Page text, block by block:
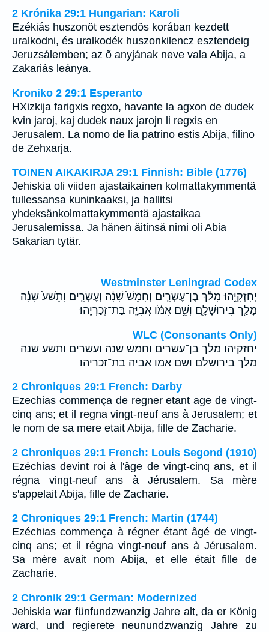
2 Krónika 29:1 Hungarian: Karoli
Ezékiás huszonöt esztendõs korában kezdett
uralkodni, és uralkodék huszonkilencz esztendeig
Jeruzsálemben; az õ anyjának neve vala Abija, a
Zakariás leánya.
Kroniko 2 29:1 Esperanto
HXizkija farigxis regxo, havante la agxon de dudek
kvin jaroj, kaj dudek naux jarojn li regxis en
Jerusalem. La nomo de lia patrino estis Abija, filino
de Zehxarja.
TOINEN AIKAKIRJA 29:1 Finnish: Bible (1776)
Jehiskia oli viiden ajastaikainen kolmattakymmentä
tullessansa kuninkaaksi, ja hallitsi
yhdeksänkolmattakymmentä ajastaikaa
Jerusalemissa. Ja hänen äitinsä nimi oli Abia
Sakarian tytär.
Westminster Leningrad Codex
יְחִזְקִיָּ֣הוּ מָלַ֗ךְ בֶּן־עֶשְׂרִ֤ים וְחָמֵשׁ֙ שָׁנָ֔ה וְעֶשְׂרִ֤ים וָתֵ֙שַׁע֙ שָׁנָ֔ה
מָלַ֖ךְ בִּירוּשָׁלִָ֑ם וְשֵׁ֣ם אִמֹּ֔ו אֲבִיָּ֖ה בַּת־זְכַרְיָֽהוּ׃
WLC (Consonants Only)
יחזקיהו מלך בן־עשרים וחמש שנה ועשרים ותשע שנה
מלך בירושלם ושם אמו אביה בת־זכריהו׃
2 Chroniques 29:1 French: Darby
Ezechias commença de regner etant age de vingt-
cinq ans; et il regna vingt-neuf ans à Jerusalem; et
le nom de sa mere etait Abija, fille de Zacharie.
2 Chroniques 29:1 French: Louis Segond (1910)
Ezéchias devint roi à l'âge de vingt-cinq ans, et il
régna vingt-neuf ans à Jérusalem. Sa mère
s'appelait Abija, fille de Zacharie.
2 Chroniques 29:1 French: Martin (1744)
Ezéchias commença à régner étant âgé de vingt-
cinq ans; et il régna vingt-neuf ans à Jérusalem.
Sa mère avait nom Abija, et elle était fille de
Zacharie.
2 Chronik 29:1 German: Modernized
Jehiskia war fünfundzwanzig Jahre alt, da er König
ward, und regierete neunundzwanzig Jahre zu